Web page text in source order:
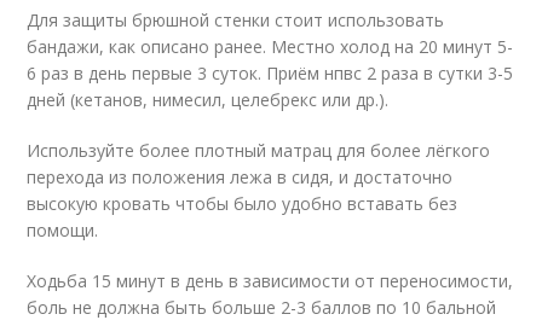
Для защиты брюшной стенки стоит использовать
бандажи, как описано ранее. Местно холод на 20 минут 5-
6 раз в день первые 3 суток. Приём нпвс 2 раза в сутки 3-5
дней (кетанов, нимесил, целебрекс или др.).
Используйте более плотный матрац для более лёгкого
перехода из положения лежа в сидя, и достаточно
высокую кровать чтобы было удобно вставать без
помощи.
Ходьба 15 минут в день в зависимости от переносимости,
боль не должна быть больше 2-3 баллов по 10 бальной